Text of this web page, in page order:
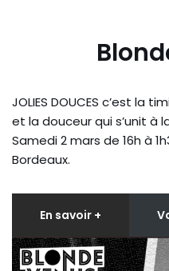
JOLIES DOUCES c’est la
et la douceur qui s’unit à
Samedi 2 mars de 16h à
Bordeaux.
En savoir +